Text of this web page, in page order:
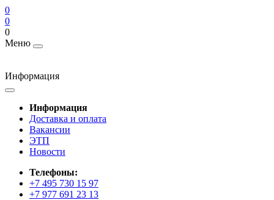
0
0
0
Меню
Информация
Информация
Доставка и оплата
Вакансии
ЭТП
Новости
Телефоны:
+7 495 730 15 97
+7 977 691 23 13